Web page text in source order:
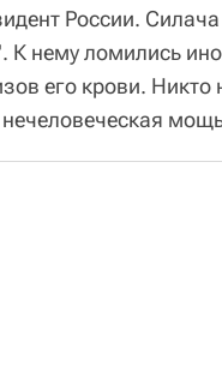
России.
нему ломились
его крови.
нечеловеческая